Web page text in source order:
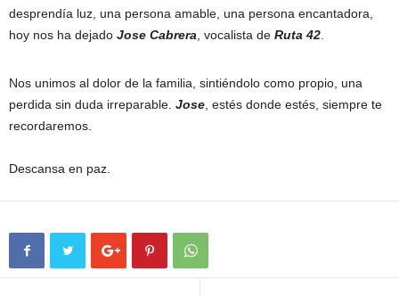
desprendía luz, una persona amable, una persona encantadora,
hoy nos ha dejado Jose Cabrera , vocalista de Ruta 42
Nos unimos al dolor de la familia, sintiéndolo como propio, una
perdida sin duda irreparable. Jose , estés donde estés, siempre te
recordaremos.
Descansa en paz.